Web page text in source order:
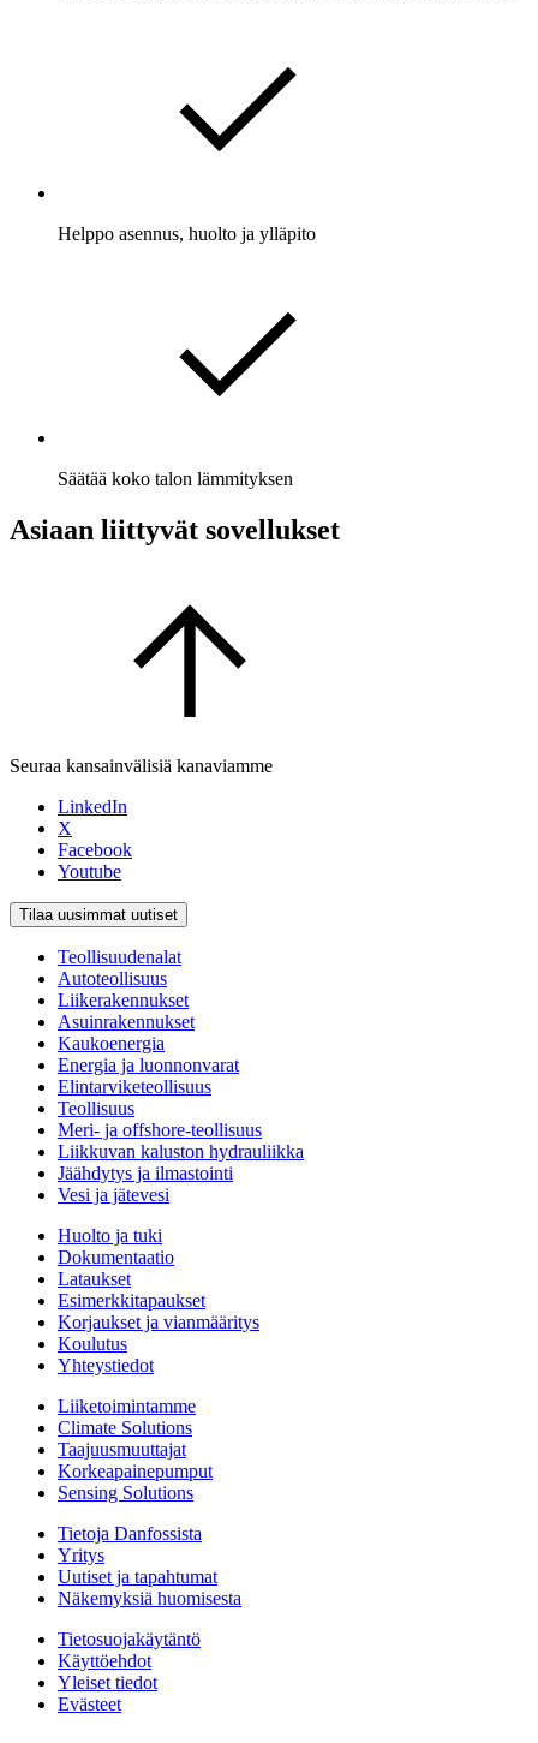
Helppo asennus, huolto ja ylläpito
Säätää koko talon lämmityksen
Asiaan liittyvät sovellukset
Seuraa kansainvälisiä kanaviamme
LinkedIn
X
Facebook
Youtube
Tilaa uusimmat uutiset
Teollisuudenalat
Autoteollisuus
Liikerakennukset
Asuinrakennukset
Kaukoenergia
Energia ja luonnonvarat
Elintarviketeollisuus
Teollisuus
Meri- ja offshore-teollisuus
Liikkuvan kaluston hydrauliikka
Jäähdytys ja ilmastointi
Vesi ja jätevesi
Huolto ja tuki
Dokumentaatio
Lataukset
Esimerkkitapaukset
Korjaukset ja vianmääritys
Koulutus
Yhteystiedot
Liiketoimintamme
Climate Solutions
Taajuusmuuttajat
Korkeapainepumput
Sensing Solutions
Tietoja Danfossista
Yritys
Uutiset ja tapahtumat
Näkemyksiä huomisesta
Tietosuojakäytäntö
Käyttöehdot
Yleiset tiedot
Evästeet